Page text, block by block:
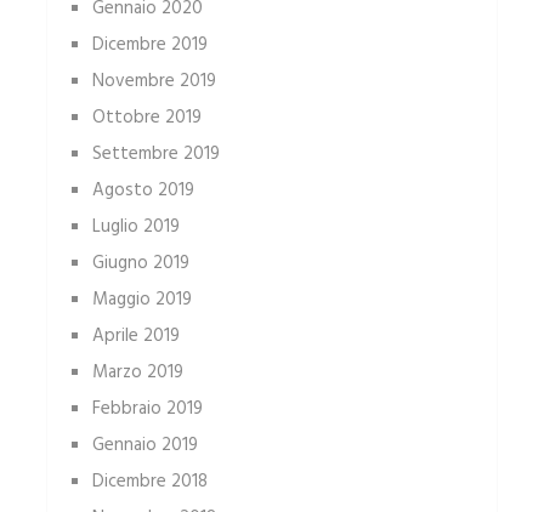
Gennaio 2020
Dicembre 2019
Novembre 2019
Ottobre 2019
Settembre 2019
Agosto 2019
Luglio 2019
Giugno 2019
Maggio 2019
Aprile 2019
Marzo 2019
Febbraio 2019
Gennaio 2019
Dicembre 2018